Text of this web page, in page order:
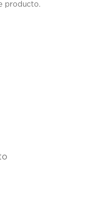
producto.